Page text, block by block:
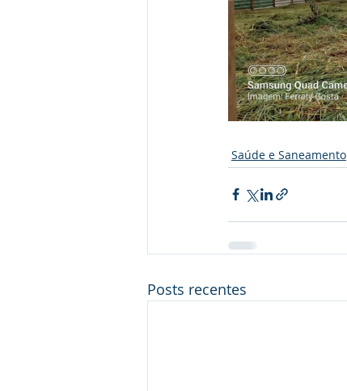
Saúde e Saneamento
Posts recentes